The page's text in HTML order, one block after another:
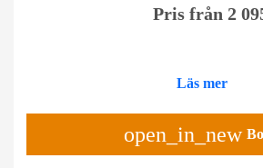
Pris från 2
Läs mer
open_in_new